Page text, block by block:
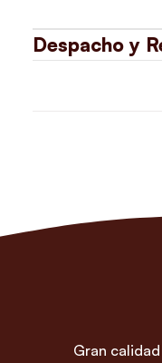
Despacho y
Gran